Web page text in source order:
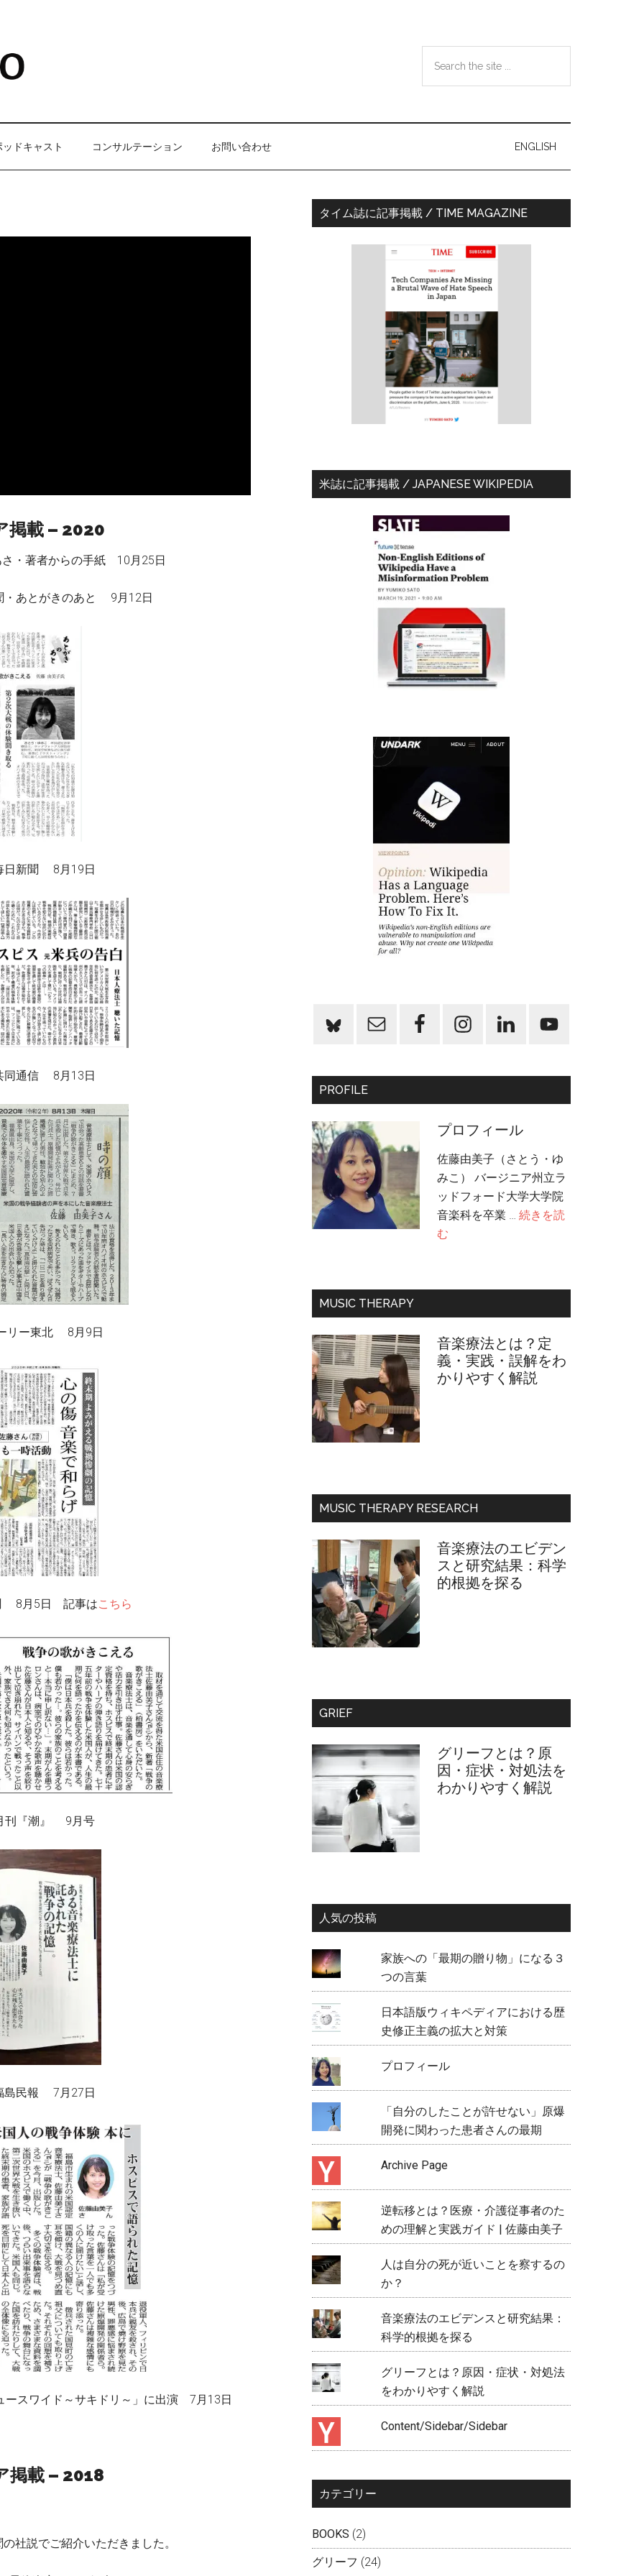
the
ッドキャスト コンサルテーション お問い合わせ ENGLISH
掲載 – 2020
さ・著者からの手紙 10月25日
・あとがきのあと 9月12日
日新聞 8月19日
同通信 8月13日
リー東北 8月9日
8月5日 記事はこちら
刊『潮』 9月号
島民報 7月27日
ースワイド～サキドリ～」に出演 7月13日
掲載 – 2018
社説でご紹介いただきました。
最
タイム誌に記事掲載 / TIME MAGAZINE
米誌に記事掲載 / JAPANESE WIKIPEDIA
PROFILE
プロフィール
佐藤由美子（さとう・ゆ
みこ） バージニア州立ラ
ッドフォード大学大学院
音楽科を卒業 … 続きを読
む
フ
ル
MUSIC THERAPY
音楽療法とは？定
義・実践・誤解をわ
かりやすく解説
MUSIC THERAPY RESEARCH
音楽療法のエビデン
スと研究結果：科学
的根拠を探る
GRIEF
グリーフとは？原
因・症状・対処法を
わかりやすく解説
人気の投稿
家族への「最期の贈り物」になる３
つの言葉
日本語版ウィキペディアにおける歴
史修正主義の拡大と対策
プロフィール
「自分のしたことが許せない」原爆
開発に関わった患者さんの最期
Archive Page
逆転移とは？医療・介護従事者のた
めの理解と実践ガイド | 佐藤由美子
人は自分の死が近いことを察するの
か？
音楽療法のエビデンスと研究結果：
科学的根拠を探る
グリーフとは？原因・症状・対処法
をわかりやすく解説
Content/Sidebar/Sidebar
カテゴリー
BOOKS (2)
グリーフ (24)